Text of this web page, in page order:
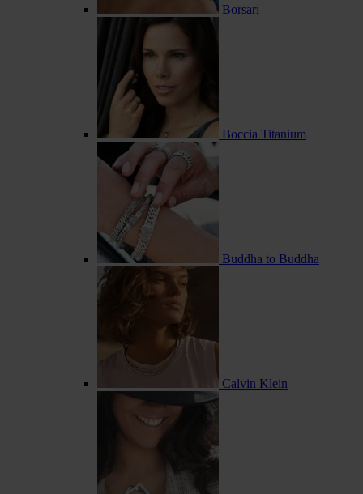
Borsari
Boccia Titanium
Buddha to Buddha
Calvin Klein